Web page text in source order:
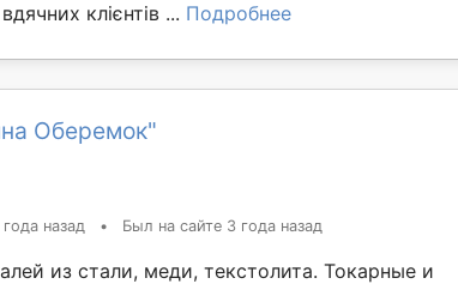
клієнтів ... Подробнее
Оберемок"
назад • Был на сайте 3 года назад
из стали, меди, текстолита. Токарные и